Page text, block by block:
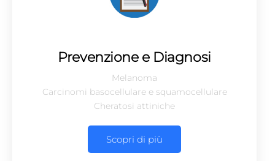
Prevenzione e Diagnosi
Melanoma
Carcinomi basocellulare e squamocellulare
Cheratosi attiniche
Scopri di più